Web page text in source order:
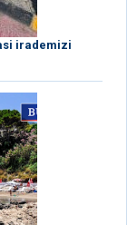
irademizi